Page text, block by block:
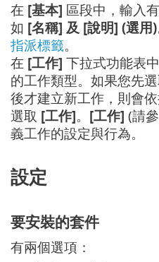
在 [基本] 區段中，輸入
如 [名稱] 及 [說明] (選用)
指派標籤。
在 [工作] 下拉式功能表
的工作類型。如果您先
後才建立新工作，則會
選取 [工作]。 [工作] (請
義工作的設定與行為。
設定
要安裝的套件
有兩個選項：